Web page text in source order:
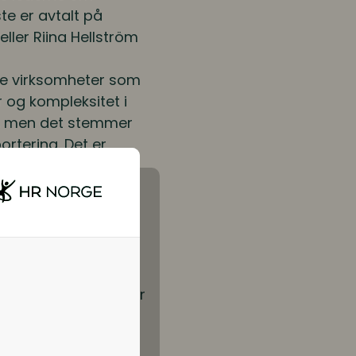
er avtalt på
Riina Hellström
virksomheter som
kompleksitet i
det stemmer
Det er
raske og
bortkastet
og økt
utfordringer
Riina
i Finland- finske